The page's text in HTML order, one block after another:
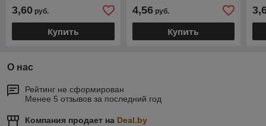
3,60 руб.
Купить
4,56руб.
Купить
О нас
Рейтинг не сформирован
Менее 5 отзывов за последний год
Компания продает на Deal.by